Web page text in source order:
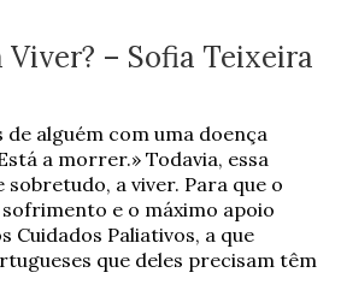
– Sofia Teixeira
de alguém com uma doença
a morrer.» Todavia, essa
sobretudo, a viver. Para que o
e o máximo apoio
Cuidados Paliativos, a que
que deles precisam têm